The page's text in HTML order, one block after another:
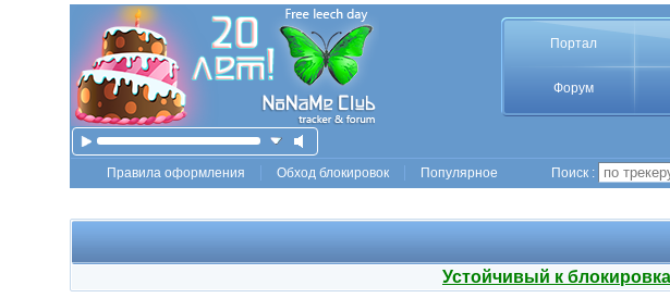
Портал
Форум
Правила оформления Обход блокировок Популярное Поиск :
Устойчивый к